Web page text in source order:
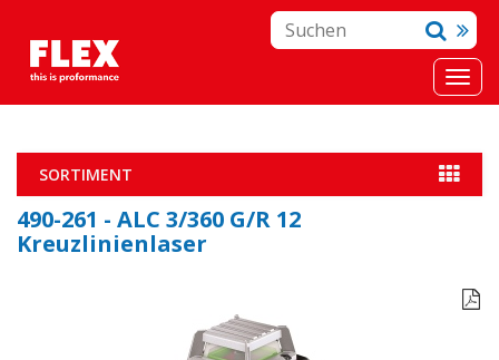
SORTIMENT
490-261 - ALC 3/360 G/R 12
Kreuzlinienlaser
